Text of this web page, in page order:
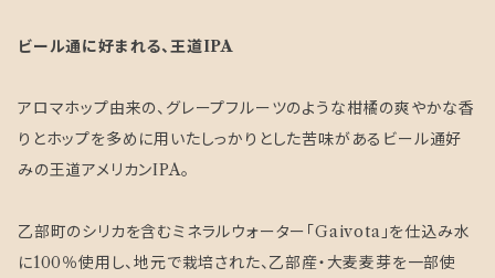
ビール通に好まれる、王道IPA
アロマホップ由来の、グレープフルーツのような柑橘の爽やかな香
りとホップを多めに用いたしっかりとした苦味があるビール通好
みの王道アメリカンIPA。
乙部町のシリカを含むミネラルウォーター「Gaivota」を仕込み水
に100％使用し、地元で栽培された、乙部産・大麦麦芽を一部使